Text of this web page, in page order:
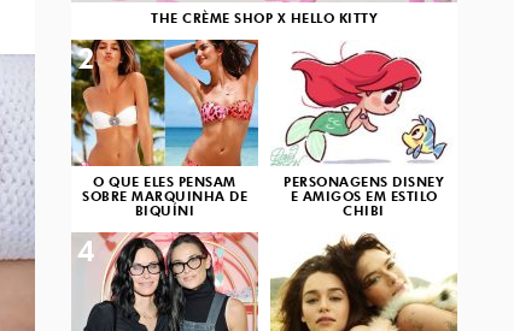
THE CRÈME SHOP X HELLO KITTY
O QUE ELES PENSAM
SOBRE MARQUINHA DE
BIQUÍNI
2
PERSONAGENS DISNEY
E AMIGOS EM ESTILO
CHIBI
3
4